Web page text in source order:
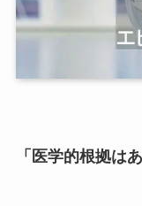
「医学的根拠は